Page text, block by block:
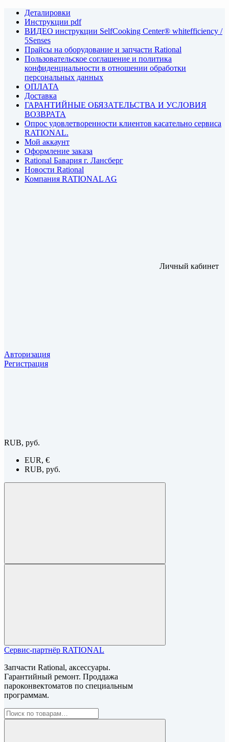
Деталировки
Инструкции pdf
ВИДЕО инструкции SelfCooking Center® whitefficiency /
5Senses
Прайсы на оборудование и запчасти Rational
Пользовательское соглашение и политика
конфиденциальности в отношении обработки
персональных данных
ОПЛАТА
Доставка
ГАРАНТИЙНЫЕ ОБЯЗАТЕЛЬСТВА И УСЛОВИЯ
ВОЗВРАТА
Опрос удовлетворенности клиентов касательно сервиса
RATIONAL.
Мой аккаунт
Оформление заказа
Rational Бавария г. Лансберг
Новости Rational
Компания RATIONAL AG
Личный кабинет
Авторизация
Регистрация
RUB, руб.
EUR, €
RUB, руб.
Сервис-партнёр RATIONAL
Запчасти Rational, аксессуары.
Гарантийный ремонт. Проддажа
пароконвектоматов по специальным
программам.